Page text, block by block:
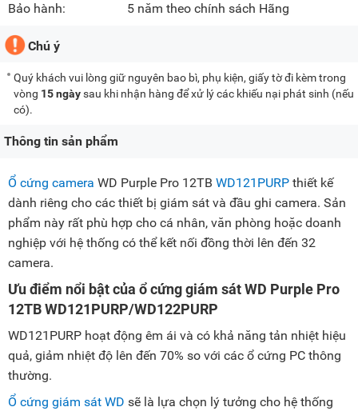
Bảo hành: 5 năm theo chính sách Hãng
Chú ý
Quý khách vui lòng giữ nguyên bao bì, phụ kiện, giấy tờ đi kèm trong
vòng 15 ngàysau khi nhận hàng để xử lý các khiếu nại phát sinh (nếu
có).
Thông tin sản phẩm
Ổ cứng camera WD Purple Pro 12TB WD121PURP thiết kế
dành riêng cho các thiết bị giám sát và đầu ghi camera. Sản
phẩm này rất phù hợp cho cá nhân, văn phòng hoặc doanh
nghiệp với hệ thống có thể kết nối đồng thời lên đến 32
camera.
Ưu điểm nổi bật của ổ cứng giám sát WD Purple Pro
12TB WD121PURP/WD122PURP
WD121PURP hoạt động êm ái và có khả năng tản nhiệt hiệu
quả, giảm nhiệt độ lên đến 70% so với các ổ cứng PC thông
thường.
Ổ cứng giám sát WD sẽ là lựa chọn lý tưởng cho hệ thống